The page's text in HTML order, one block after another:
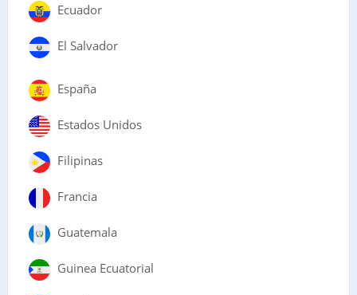
Ecuador
El Salvador
España
Estados Unidos
Filipinas
Francia
Guatemala
Guinea Ecuatorial